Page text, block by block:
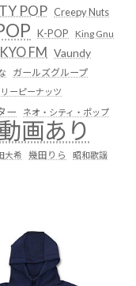
POP Creepy Nuts
K-POP
King Gnu
FM Vaundy
ガールズグループ
ーピーナッツ
ー ネオ・シティ・ポップ
動画あり
大希 幾田りら 昭和歌謡